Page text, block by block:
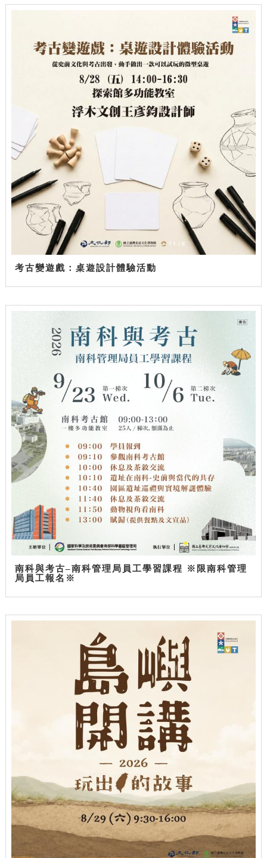
考古變遊戲：桌遊設計體驗活動
南科與考古–南科管理局員工學習課程 ※限南科管理
局員工報名※